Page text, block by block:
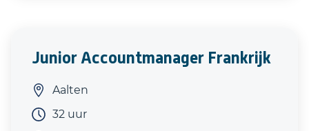
Junior Accountmanager Frankrijk
Aalten
32 uur